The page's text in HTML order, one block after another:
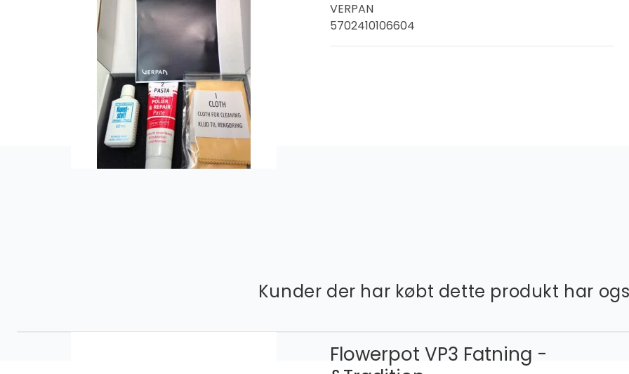
VERPAN
5702410106604
Kunder der har købt dette produkt har
Flowerpot VP3 Fatning -